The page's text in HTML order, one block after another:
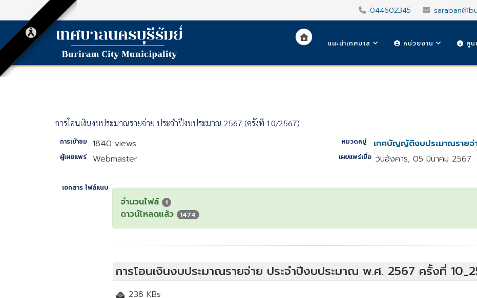
044602345
แนะนำเทศบาล หน่วยงาน ศูน
การโอนเงินงบประมาณรายจ่าย ประจำปีงบประมาณ 2567 (ครั้งที่ 10/2567)
การเข้าชม 1840 views หมวดหมู่ เทศบัญญัติงบประมาณรายจ่
ผู้เผยแพร่ Webmaster เผยแพร่เมื่อ วันอังคาร, 05 มีนาคม 2567
เอกสาร ไฟล์แนบ
จำนวนไฟล์ 1
ดาวน์โหลดแล้ว 1474
การโอนเงินงบประมาณรายจ่าย ประจำปีงบประมาณ พ.ศ. 2567 ครั้งที่
238 KBs